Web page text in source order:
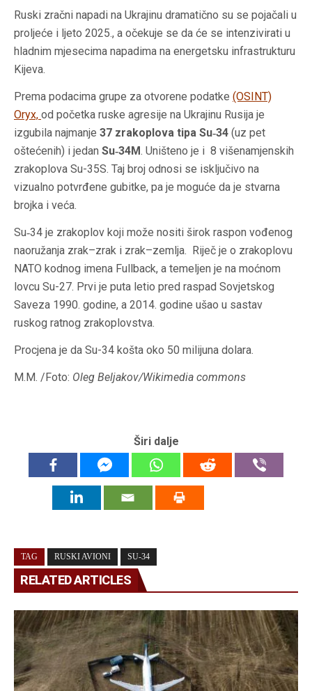
Ruski zračni napadi na Ukrajinu dramatično su se pojačali u
proljeće i ljeto 2025., a očekuje se da će se intenzivirati u
hladnim mjesecima napadima na energetsku infrastrukturu
Kijeva.
Prema podacima grupe za otvorene podatke (OSINT)
Oryx, od početka ruske agresije na Ukrajinu Rusija je
izgubila najmanje 37 zrakoplova tipa Su‑34 (uz pet
oštećenih) i jedan Su‑34M. Uništeno je i 8 višenamjenskih
zrakoplova Su-35S. Taj broj odnosi se isključivo na
vizualno potvrđene gubitke, pa je moguće da je stvarna
brojka i veća.
Su‑34 je zrakoplov koji može nositi širok raspon vođenog
naoružanja zrak–zrak i zrak–zemlja. Riječ je o zrakoplovu
NATO kodnog imena Fullback, a temeljen je na moćnom
lovcu Su-27. Prvi je puta letio pred raspad Sovjetskog
Saveza 1990. godine, a 2014. godine ušao u sastav
ruskog ratnog zrakoplovstva.
Procjena je da Su-34 košta oko 50 milijuna dolara.
M.M. /Foto: Oleg Beljakov/Wikimedia commons
Širi dalje
TAG RUSKI AVIONI SU-34
RELATED ARTICLES